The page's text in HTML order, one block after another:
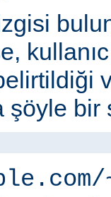
şöyle bir